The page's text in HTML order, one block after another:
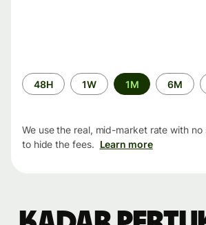
Time
period
48H 1W 1M 6M
We use the real, mid-market rate with no
to hide the fees. Learn more